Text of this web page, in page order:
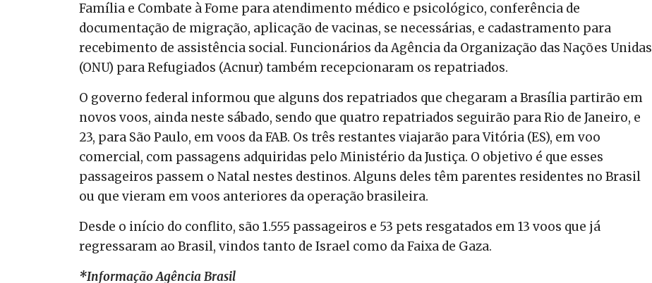
Família e Combate à Fome para atendimento médico e psicológico, conferência de
documentação de migração, aplicação de vacinas, se necessárias, e cadastramento para
recebimento de assistência social. Funcionários da Agência da Organização das Nações Unidas
(ONU) para Refugiados (Acnur) também recepcionaram os repatriados.
O governo federal informou que alguns dos repatriados que chegaram a Brasília partirão em
novos voos, ainda neste sábado, sendo que quatro repatriados seguirão para Rio de Janeiro, e
23, para São Paulo, em voos da FAB. Os três restantes viajarão para Vitória (ES), em voo
comercial, com passagens adquiridas pelo Ministério da Justiça. O objetivo é que esses
passageiros passem o Natal nestes destinos. Alguns deles têm parentes residentes no Brasil
ou que vieram em voos anteriores da operação brasileira.
Desde o início do conflito, são 1.555 passageiros e 53 pets resgatados em 13 voos que já
regressaram ao Brasil, vindos tanto de Israel como da Faixa de Gaza.
*Informação Agência Brasil